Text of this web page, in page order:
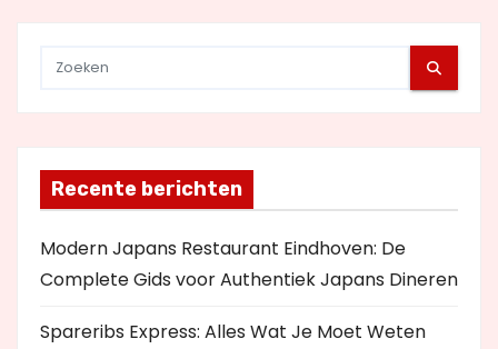
Recente berichten
Modern Japans Restaurant Eindhoven: De
Complete Gids voor Authentiek Japans Dineren
Spareribs Express: Alles Wat Je Moet Weten